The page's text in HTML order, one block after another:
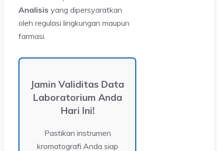
Analisis yang dipersyaratkan
oleh regulasi lingkungan maupun
farmasi.
Jamin Validitas Data
Laboratorium Anda
Hari Ini!
Pastikan instrumen
kromatografi Anda siap